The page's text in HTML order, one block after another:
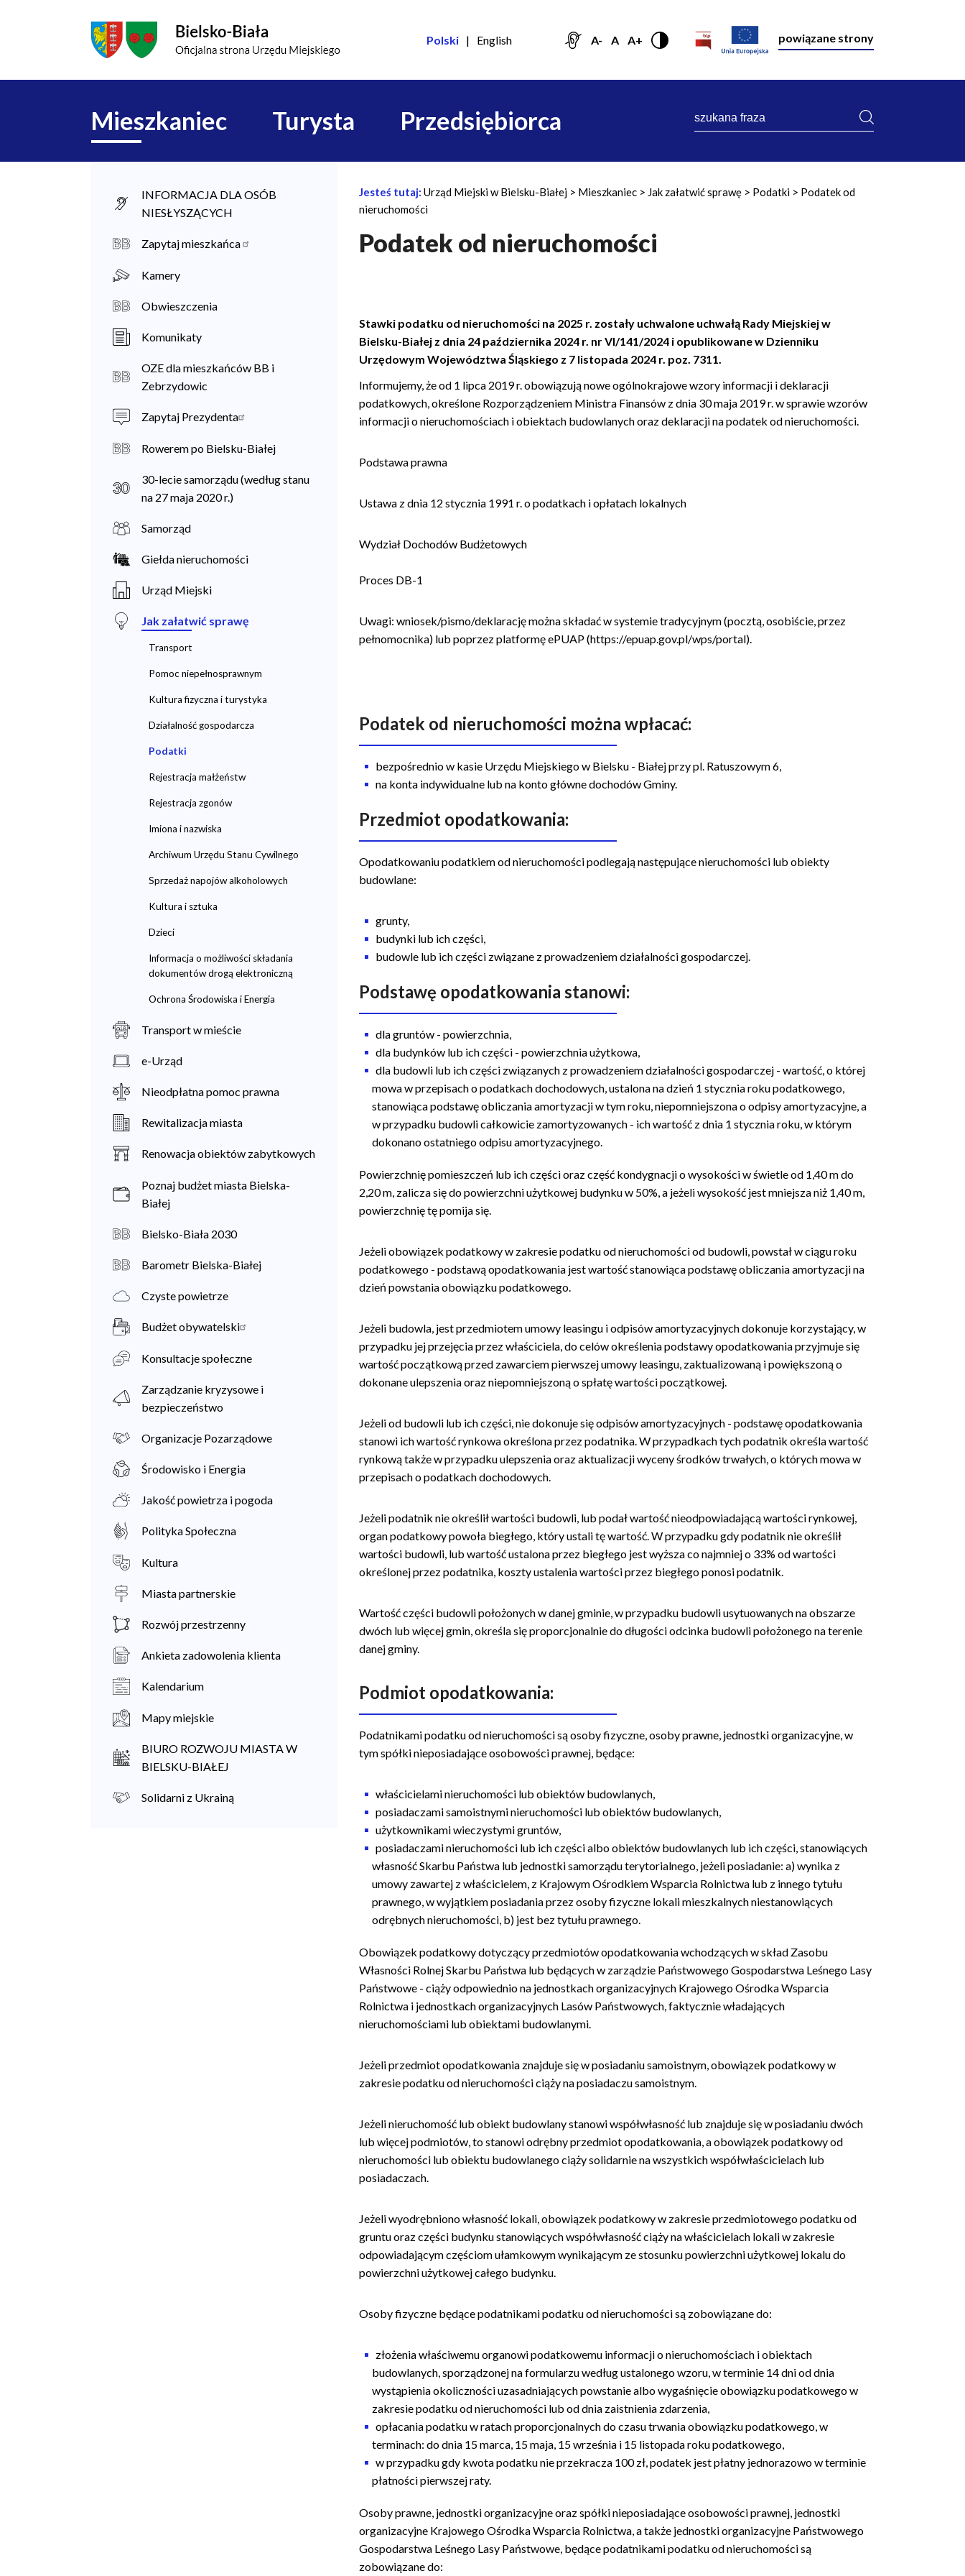
Polski English A- A A+ powiązane strony
Główna
nawigacja
Mieszkaniec Turysta Przedsiębiorca
szukana
M
e
s
k
a
i
e
INFORMACJA DLA OSÓB
NIESŁYSZĄCYCH
Zapytaj mieszkańca
Kamery
Obwieszczenia
Komunikaty
OZE dla mieszkańców BB i
Zebrzydowic
Zapytaj Prezydenta
Rowerem po Bielsku-Białej
30-lecie samorządu (według stanu
na 27 maja 2020 r.)
Samorząd
Giełda nieruchomości
Urząd Miejski
Jak załatwić sprawę
Transport
Pomoc niepełnosprawnym
Kultura fizyczna i turystyka
Działalność gospodarcza
Podatki
Rejestracja małżeństw
Rejestracja zgonów
Imiona i nazwiska
Archiwum Urzędu Stanu Cywilnego
Sprzedaż napojów alkoholowych
Kultura i sztuka
Dzieci
Informacja o możliwości składania
dokumentów drogą elektroniczną
Ochrona Środowiska i Energia
Transport w mieście
e-Urząd
Nieodpłatna pomoc prawna
Rewitalizacja miasta
Renowacja obiektów zabytkowych
Poznaj budżet miasta Bielska-
Białej
Bielsko-Biała 2030
Barometr Bielska-Białej
Czyste powietrze
Budżet obywatelski
Konsultacje społeczne
Zarządzanie kryzysowe i
bezpieczeństwo
Organizacje Pozarządowe
Środowisko i Energia
Jakość powietrza i pogoda
Polityka Społeczna
Kultura
Miasta partnerskie
Rozwój przestrzenny
Ankieta zadowolenia klienta
Kalendarium
Mapy miejskie
BIURO ROZWOJU MIASTA W
BIELSKU-BIAŁEJ
Solidarni z Ukrainą
Ś
k
a
n
a
w
g
c
j
n
Jesteś tutaj: Urząd Miejski w Bielsku-Białej Mieszkaniec Jak załatwić sprawę Podatki
Podatek od
nieruchomości
Podatek od nieruchomości
Stawki podatku od nieruchomości na 2025 r. zostały uchwalone uchwałą Rady Miejskiej w
Bielsku-Białej z dnia 24 października 2024 r. nr VI/141/2024 i opublikowane w Dzienniku
Urzędowym Województwa Śląskiego z 7 listopada 2024 r. poz. 7311.
Informujemy, że od 1 lipca 2019 r. obowiązują nowe ogólnokrajowe wzory informacji i deklaracji
podatkowych, określone Rozporządzeniem Ministra Finansów z dnia 30 maja 2019 r. w sprawie wzorów
informacji o nieruchomościach i obiektach budowlanych oraz deklaracji na podatek od nieruchomości.
Podstawa prawna
Ustawa z dnia 12 stycznia 1991 r. o podatkach i opłatach lokalnych
Wydział Dochodów Budżetowych
Proces DB-1
Uwagi: wniosek/pismo/deklarację można składać w systemie tradycyjnym (pocztą, osobiście, przez
pełnomocnika) lub poprzez platformę ePUAP (https://epuap.gov.pl/wps/portal).
Podatek od nieruchomości można wpłacać:
bezpośrednio w kasie Urzędu Miejskiego w Bielsku - Białej przy pl. Ratuszowym 6,
na konta indywidualne lub na konto główne dochodów Gminy.
Przedmiot opodatkowania:
Opodatkowaniu podatkiem od nieruchomości podlegają następujące nieruchomości lub obiekty
budowlane:
grunty,
budynki lub ich części,
budowle lub ich części związane z prowadzeniem działalności gospodarczej.
Podstawę opodatkowania stanowi:
dla gruntów - powierzchnia,
dla budynków lub ich części - powierzchnia użytkowa,
dla budowli lub ich części związanych z prowadzeniem działalności gospodarczej - wartość, o której
mowa w przepisach o podatkach dochodowych, ustalona na dzień 1 stycznia roku podatkowego,
stanowiąca podstawę obliczania amortyzacji w tym roku, niepomniejszona o odpisy amortyzacyjne, a
w przypadku budowli całkowicie zamortyzowanych - ich wartość z dnia 1 stycznia roku, w którym
dokonano ostatniego odpisu amortyzacyjnego.
Powierzchnię pomieszczeń lub ich części oraz część kondygnacji o wysokości w świetle od 1,40 m do
2,20 m, zalicza się do powierzchni użytkowej budynku w 50%, a jeżeli wysokość jest mniejsza niż 1,40 m,
powierzchnię tę pomija się.
Jeżeli obowiązek podatkowy w zakresie podatku od nieruchomości od budowli, powstał w ciągu roku
podatkowego - podstawą opodatkowania jest wartość stanowiąca podstawę obliczania amortyzacji na
dzień powstania obowiązku podatkowego.
Jeżeli budowla, jest przedmiotem umowy leasingu i odpisów amortyzacyjnych dokonuje korzystający, w
przypadku jej przejęcia przez właściciela, do celów określenia podstawy opodatkowania przyjmuje się
wartość początkową przed zawarciem pierwszej umowy leasingu, zaktualizowaną i powiększoną o
dokonane ulepszenia oraz niepomniejszoną o spłatę wartości początkowej.
Jeżeli od budowli lub ich części, nie dokonuje się odpisów amortyzacyjnych - podstawę opodatkowania
stanowi ich wartość rynkowa określona przez podatnika. W przypadkach tych podatnik określa wartość
rynkową także w przypadku ulepszenia oraz aktualizacji wyceny środków trwałych, o których mowa w
przepisach o podatkach dochodowych.
Jeżeli podatnik nie określił wartości budowli, lub podał wartość nieodpowiadającą wartości rynkowej,
organ podatkowy powoła biegłego, który ustali tę wartość. W przypadku gdy podatnik nie określił
wartości budowli, lub wartość ustalona przez biegłego jest wyższa co najmniej o 33% od wartości
określonej przez podatnika, koszty ustalenia wartości przez biegłego ponosi podatnik.
Wartość części budowli położonych w danej gminie, w przypadku budowli usytuowanych na obszarze
dwóch lub więcej gmin, określa się proporcjonalnie do długości odcinka budowli położonego na terenie
danej gminy.
Podmiot opodatkowania:
Podatnikami podatku od nieruchomości są osoby fizyczne, osoby prawne, jednostki organizacyjne, w
tym spółki nieposiadające osobowości prawnej, będące:
właścicielami nieruchomości lub obiektów budowlanych,
posiadaczami samoistnymi nieruchomości lub obiektów budowlanych,
użytkownikami wieczystymi gruntów,
posiadaczami nieruchomości lub ich części albo obiektów budowlanych lub ich części, stanowiących
własność Skarbu Państwa lub jednostki samorządu terytorialnego, jeżeli posiadanie: a) wynika z
umowy zawartej z właścicielem, z Krajowym Ośrodkiem Wsparcia Rolnictwa lub z innego tytułu
prawnego, w wyjątkiem posiadania przez osoby fizyczne lokali mieszkalnych niestanowiących
odrębnych nieruchomości, b) jest bez tytułu prawnego.
Obowiązek podatkowy dotyczący przedmiotów opodatkowania wchodzących w skład Zasobu
Własności Rolnej Skarbu Państwa lub będących w zarządzie Państwowego Gospodarstwa Leśnego Lasy
Państwowe - ciąży odpowiednio na jednostkach organizacyjnych Krajowego Ośrodka Wsparcia
Rolnictwa i jednostkach organizacyjnych Lasów Państwowych, faktycznie władających
nieruchomościami lub obiektami budowlanymi.
Jeżeli przedmiot opodatkowania znajduje się w posiadaniu samoistnym, obowiązek podatkowy w
zakresie podatku od nieruchomości ciąży na posiadaczu samoistnym.
Jeżeli nieruchomość lub obiekt budowlany stanowi współwłasność lub znajduje się w posiadaniu dwóch
lub więcej podmiotów, to stanowi odrębny przedmiot opodatkowania, a obowiązek podatkowy od
nieruchomości lub obiektu budowlanego ciąży solidarnie na wszystkich współwłaścicielach lub
posiadaczach.
Jeżeli wyodrębniono własność lokali, obowiązek podatkowy w zakresie przedmiotowego podatku od
gruntu oraz części budynku stanowiących współwłasność ciąży na właścicielach lokali w zakresie
odpowiadającym częściom ułamkowym wynikającym ze stosunku powierzchni użytkowej lokalu do
powierzchni użytkowej całego budynku.
Osoby fizyczne będące podatnikami podatku od nieruchomości są zobowiązane do:
złożenia właściwemu organowi podatkowemu informacji o nieruchomościach i obiektach
budowlanych, sporządzonej na formularzu według ustalonego wzoru, w terminie 14 dni od dnia
wystąpienia okoliczności uzasadniających powstanie albo wygaśnięcie obowiązku podatkowego w
zakresie podatku od nieruchomości lub od dnia zaistnienia zdarzenia,
opłacania podatku w ratach proporcjonalnych do czasu trwania obowiązku podatkowego, w
terminach: do dnia 15 marca, 15 maja, 15 września i 15 listopada roku podatkowego,
w przypadku gdy kwota podatku nie przekracza 100 zł, podatek jest płatny jednorazowo w terminie
płatności pierwszej raty.
Osoby prawne, jednostki organizacyjne oraz spółki nieposiadające osobowości prawnej, jednostki
organizacyjne Krajowego Ośrodka Wsparcia Rolnictwa, a także jednostki organizacyjne Państwowego
Gospodarstwa Leśnego Lasy Państwowe, będące podatnikami podatku od nieruchomości są
zobowiązane do: